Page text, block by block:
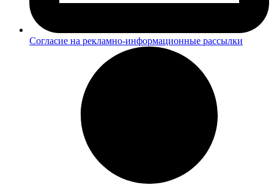
Согласие на рекламно-информационные рассылки